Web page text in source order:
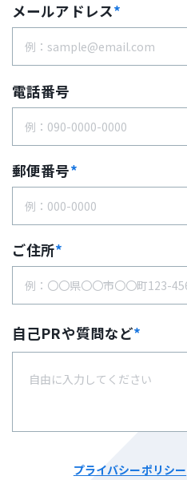
メールアドレス*
電話番号
郵便番号*
ご住所*
自己PRや質問など*
プライバシーポリシー